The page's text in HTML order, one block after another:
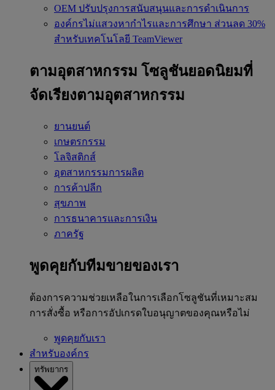
OEM ปรับปรุงการสนับสนุนและการดำเนินการ
องค์กรไม่แสวงหากำไรและการศึกษา ส่วนลด 30%
สำหรับเทคโนโลยี TeamViewer
ตามอุตสาหกรรม โซลูชันยอดนิยมที่
จัดเรียงตามอุตสาหกรรม
ยานยนต์
เกษตรกรรม
โลจิสติกส์
อุตสาหกรรมการผลิต
การค้าปลีก
สุขภาพ
การธนาคารและการเงิน
ภาครัฐ
พูดคุยกับทีมขายของเรา
ต้องการความช่วยเหลือในการเลือกโซลูชันที่เหมาะสม
การสั่งซื้อ หรือการอัปเกรดใบอนุญาตของคุณหรือไม่
พูดคุยกับเรา
สำหรับองค์กร
ทรัพยากร